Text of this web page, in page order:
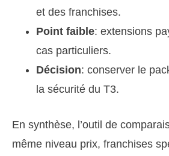
et des franchises.
Point faible: extensions
cas particuliers.
Décision: conserver le
la sécurité du T3.
En synthèse, l’outil de
même niveau prix, franchises